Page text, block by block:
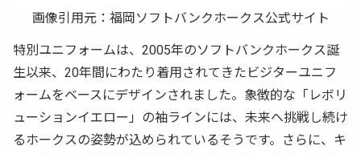
画像引用元： 福岡ソフトバンクホークス公式サイト
特別ユニフォームは、2005年のソフトバンクホークス誕
生以来、20年間にわたり着用されてきたビジターユニフ
ォームをベースにデザインされました。象徴的な「レボリ
ューションイエロー」の袖ラインには、未来へ挑戦し続け
るホークスの姿勢が込められているそうです。さらに、キ